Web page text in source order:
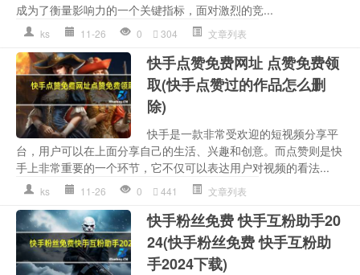
成为了衡量影响力的一个关键指标，面对激烈的竞...
ks 11-26 0 304 文章列表
快手点赞免费网址 点赞免费领
取(快手点赞过的作品怎么删
除)
快手是一款非常受欢迎的短视频分享平
台，用户可以在上面分享自己的生活、兴趣和创意。而点赞则是快
手上非常重要的一个环节，它不仅可以表达用户对视频的看法...
ks 11-26 0 441 文章列表
快手粉丝免费 快手互粉助手20
24(快手粉丝免费 快手互粉助
手2024下载)